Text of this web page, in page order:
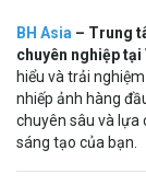
BH Asia – Trung
chuyên nghiệp tại
hiểu và trải
nhiếp ảnh hàng
chuyên sâu và lựa
sáng tạo của bạn.